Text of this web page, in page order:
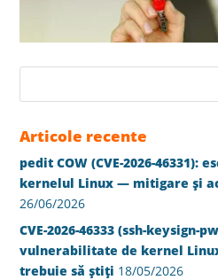
Articole recente
pedit COW (CVE-2026-
kernelul Linux — mitigare și
26/06/2026
CVE-2026-46333 (ssh-keysign-
vulnerabilitate de kernel
trebuie să știți 18/05/2026